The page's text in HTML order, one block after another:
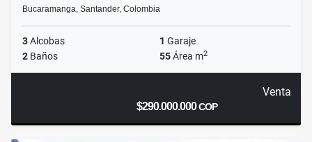
Bucaramanga, Santander, Colombia
3Alcobas 1 Garaje
2 Baños 55Área m2
Venta
$290.000.000COP